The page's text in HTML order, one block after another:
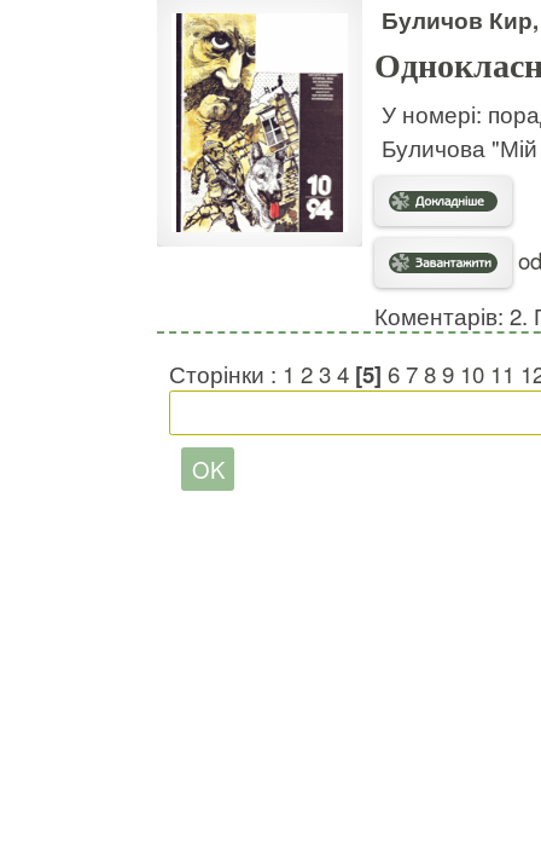
Буличов
У номері:
Буличова
Коментарів: 2.
Сторінки : 1 234 [5] 6789 10 11